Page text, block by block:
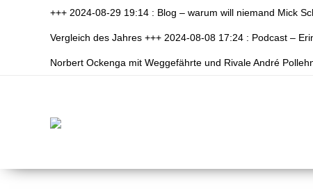
+++ 2024-08-29 19:14 : Blog – warum will niemand Mick
Vergleich des Jahres +++ 2024-08-08 17:24 : Podcast –
Norbert Ockenga mit Weggefährte und Rivale André